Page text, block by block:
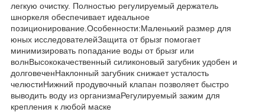
легкую очистку. Полностью регулируемый держатель
шноркеля обеспечивает идеальное
позиционирование.Особенности:Маленький размер для
юных исследователейЗащита от брызг помогает
минимизировать попадание воды от брызг или
волнВысококачественный силиконовый загубник удобен и
долговеченНаклонный загубник снижает усталость
челюстиНижний продувочный клапан позволяет быстро
выводить воду из организмаРегулируемый зажим для
крепления к любой маске